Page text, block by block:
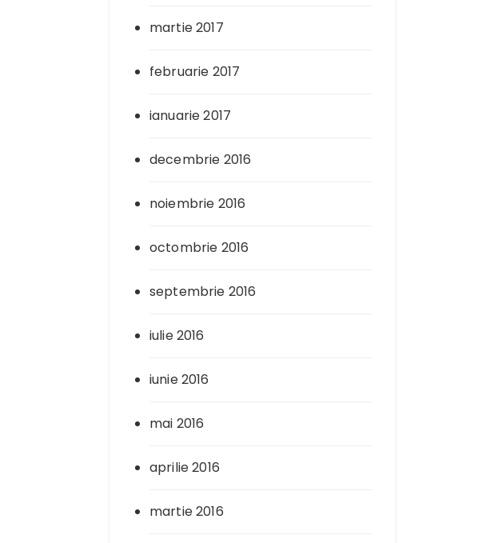
martie 2017
februarie 2017
ianuarie 2017
decembrie 2016
noiembrie 2016
octombrie 2016
septembrie 2016
iulie 2016
iunie 2016
mai 2016
aprilie 2016
martie 2016